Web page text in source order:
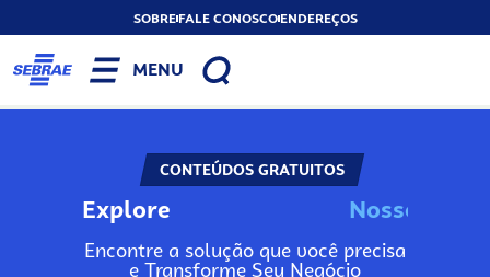
SOBREFALE CONOSCOENDEREÇOS
MENU
CONTEÚDOS GRATUITOS
Explore No
Encontre a solução que você precisa
e Transforme Seu Negócio